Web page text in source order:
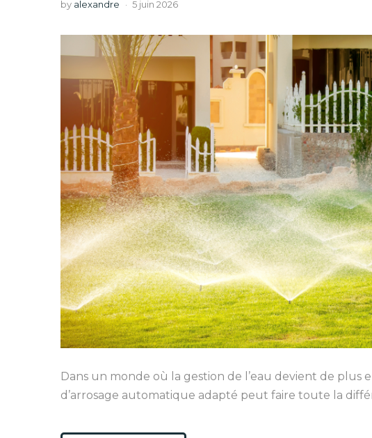
by alexandre 5 juin 2026
Dans un monde où la gestion de l’eau devient de plus
d’arrosage automatique adapté peut faire toute la